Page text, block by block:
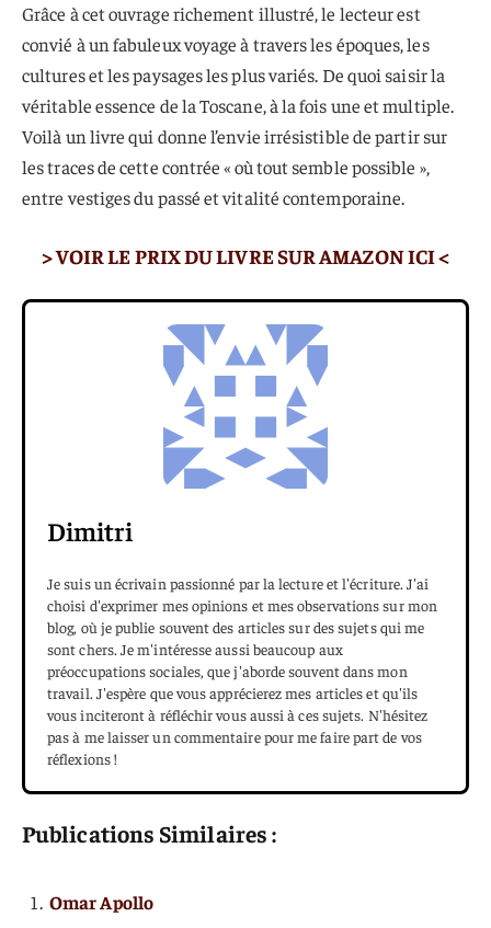
Grâce à cet ouvrage richement illustré, le lecteur est
convié à un fabuleux voyage à travers les époques, les
cultures et les paysages les plus variés. De quoi saisir la
véritable essence de la Toscane, à la fois une et multiple.
Voilà un livre qui donne l’envie irrésistible de partir sur
les traces de cette contrée « où tout semble possible »,
entre vestiges du passé et vitalité contemporaine.
> VOIR LE PRIX DU LIVRE SUR AMAZON ICI <
Dimitri
Je suis un écrivain passionné par la lecture et l'écriture. J'ai
choisi d'exprimer mes opinions et mes observations sur mon
blog, où je publie souvent des articles sur des sujets qui me
sont chers. Je m'intéresse aussi beaucoup aux
préoccupations sociales, que j'aborde souvent dans mon
travail. J'espère que vous apprécierez mes articles et qu'ils
vous inciteront à réfléchir vous aussi à ces sujets. N'hésitez
pas à me laisser un commentaire pour me faire part de vos
réflexions !
Publications Similaires :
Omar Apollo